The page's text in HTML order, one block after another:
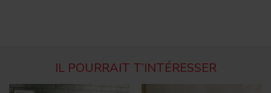
IL POURRAIT T’INTÉRESSER